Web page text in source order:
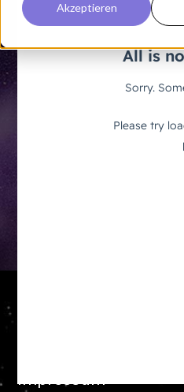
Akzeptieren
Impressum